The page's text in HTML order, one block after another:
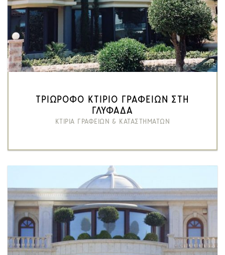
ΤΡΙΩΡΟΦΟ ΚΤΙΡΙΟ ΓΡΑΦΕΙΩΝ ΣΤΗ
ΓΛΥΦΑΔΑ
ΚΤΙΡΙΑ ΓΡΑΦΕΙΩΝ & ΚΑΤΑΣΤΗΜΑΤΩΝ